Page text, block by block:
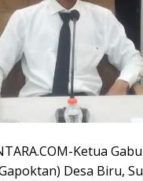
Ketua
Desa Biru,